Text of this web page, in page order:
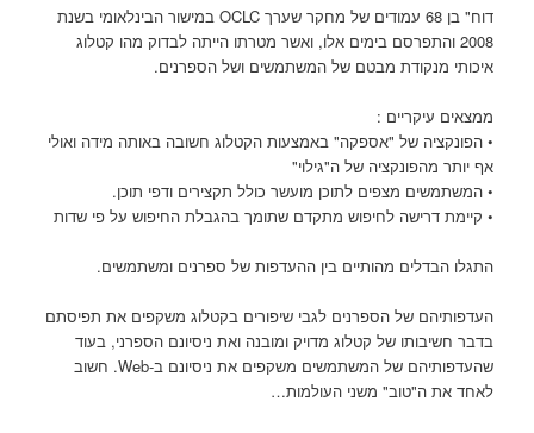
דוח" בן 68 עמודים של מחקר שערך OCLC במישור הבינלאומי בשנת
2008 והתפרסם בימים אלו, ואשר מטרתו הייתה לבדוק מהו קטלוג
איכותי מנקודת מבטם של המשתמשים ושל הספרנים.
ממצאים עיקריים :
• הפונקציה של "אספקה" באמצעות הקטלוג חשובה באותה מידה ואולי
אף יותר מהפונקציה של ה"גילוי"
• המשתמשים מצפים לתוכן מועשר כולל תקצירים ודפי תוכן.
• קיימת דרישה לחיפוש מתקדם שתומך בהגבלת החיפוש על פי שדות
התגלו הבדלים מהותיים בין ההעדפות של ספרנים ומשתמשים.
העדפותיהם של הספרנים לגבי שיפורים בקטלוג משקפים את תפיסתם
בדבר חשיבותו של קטלוג מדויק ומובנה ואת ניסיונם הספרני, בעוד
שהעדפותיהם של המשתמשים משקפים את ניסיונם ב-Web. חשוב
לאחד את ה"טוב" משני העולמות…